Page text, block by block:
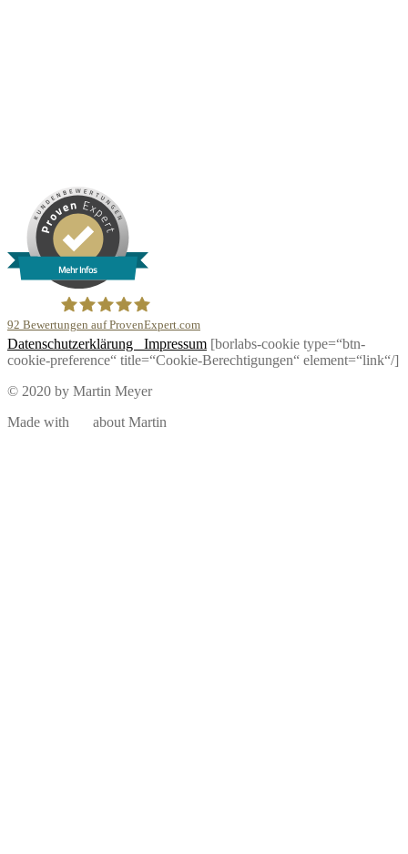
Mehr Infos
DJ Martin Meyer
92 Bewertungen auf ProvenExpert.com
Datenschutzerklärung Impressum [borlabs-cookie type=“btn-
cookie-preference“ title=“Cookie-Berechtigungen“ element=“link“/]
© 2020 by Martin Meyer
Made with about Martin